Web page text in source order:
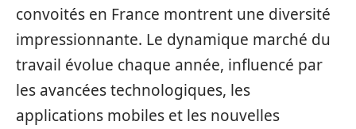
convoités en France montrent une diversité
impressionnante. Le dynamique marché du
travail évolue chaque année, influencé par
les avancées technologiques, les
applications mobiles et les nouvelles